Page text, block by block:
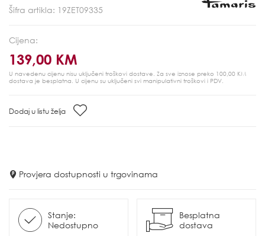
Šifra artikla: 19ZET09335
Cijena:
139,00 KM
U navedenu cijenu nisu uključeni troškovi dostave. Za sve iznose preko 100,00 KM
dostava je besplatna. U cijenu su uključeni svi manipulativni troškovi i PDV.
Dodaj u listu želja
Provjera dostupnosti u trgovinama
Stanje:
Nedostupno
Besplatna
dostava